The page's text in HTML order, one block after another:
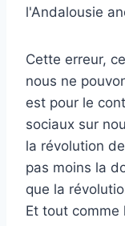
l'Andalousie
Cette erreur,
nous ne
est pour le
sociaux sur
la révolution
pas moins la
que la
Et tout